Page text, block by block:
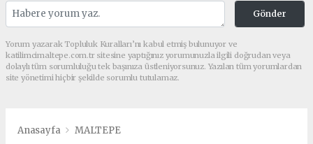
Gönder
Yorum yazarak Topluluk Kuralları’nı kabul etmiş bulunuyor ve
katilimcimaltepe.com.tr sitesine yaptığınız yorumunuzla ilgili doğrudan veya
dolaylı tüm sorumluluğu tek başınıza üstleniyorsunuz. Yazılan tüm yorumlardan
site yönetimi hiçbir şekilde sorumlu tutulamaz.
Anasayfa MALTEPE